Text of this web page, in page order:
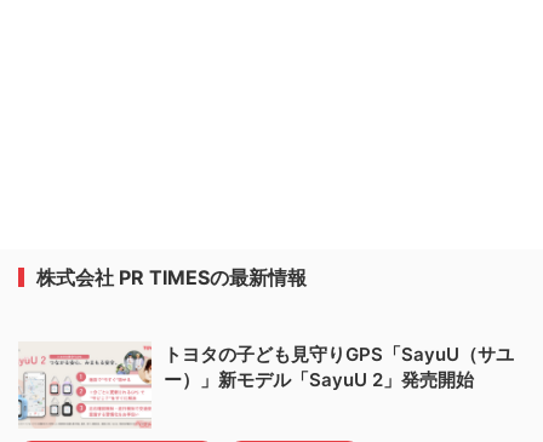
株式会社 PR TIMESの最新情報
トヨタの子ども見守りGPS「SayuU（サユ
ー）」新モデル「SayuU 2」発売開始